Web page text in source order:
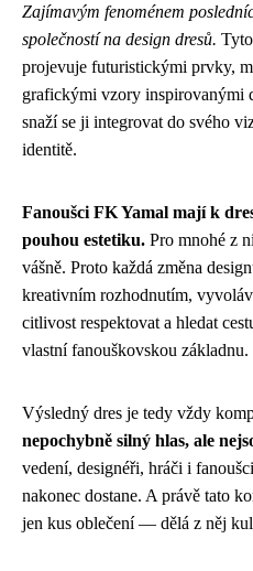
Zajímavým fenoménem
společností na design dresů.
projevuje futuristickými prvky,
grafickými vzory inspirovanými
snaží se ji integrovat do svého
identitě.
Fanoušci FK Yamal mají k
pouhou estetiku. Pro mnohé z
vášně. Proto každá změna
kreativním rozhodnutím,
citlivost respektovat a hledat
vlastní fanouškovskou základnu.
Výsledný dres je tedy vždy
nepochybně silný hlas, ale
vedení, designéři, hráči i
nakonec dostane. A právě tato
jen kus oblečení — dělá z něj